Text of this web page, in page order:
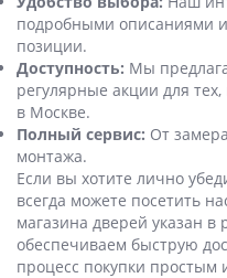
подробными описаниями
позиции.
Доступность: Мы
регулярные акции для
в Москве.
Полный сервис: От
монтажа.
Если вы хотите лично
всегда можете посетить
магазина дверей указан
обеспечиваем быструю
процесс покупки простым